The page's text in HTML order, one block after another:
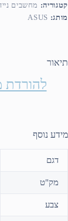
קטגוריה: מחשבים
מותג: ASUS
תיאור
להורדת
מידע נוסף
דגם
מק"ט
צבע